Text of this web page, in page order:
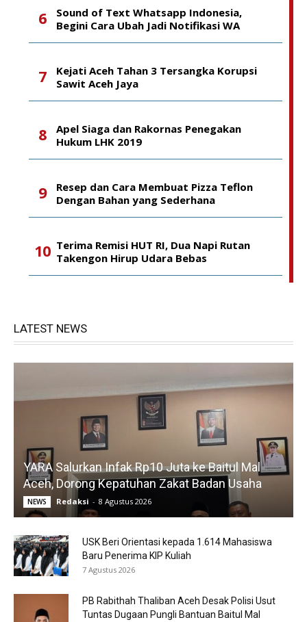
Sound of Text Whatsapp Indonesia,
Begini Cara Ubah Jadi Notifikasi WA
Kejati Aceh Tahan 3 Tersangka Korupsi
Sawit Aceh Jaya
Apel Siaga dan Rakornas Penegakan
Hukum LHK 2019
Resep dan Cara Membuat Pizza Teflon
Dengan Bahan yang Sederhana
Terima Remisi HUT RI, Dua Napi Rutan
Takengon Hirup Udara Bebas
LATEST NEWS
YARA Salurkan Infak Rp10 Juta ke Baitul Mal
Aceh, Dorong Kepatuhan Zakat Badan Usaha
NEWS Redaksi - 8 Agustus 2026
USK Beri Orientasi kepada 1.614 Mahasiswa
Baru Penerima KIP Kuliah
7 Agustus 2026
PB Rabithah Thaliban Aceh Desak Polisi Usut
Tuntas Dugaan Pungli Bantuan Baitul Mal